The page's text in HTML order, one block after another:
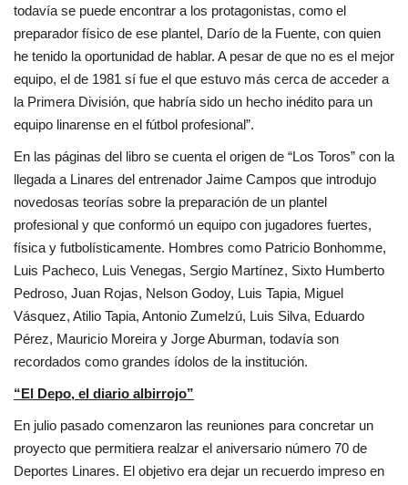
todavía se puede encontrar a los protagonistas, como el
preparador físico de ese plantel, Darío de la Fuente, con quien
he tenido la oportunidad de hablar. A pesar de que no es el mejor
equipo, el de 1981 sí fue el que estuvo más cerca de acceder a
la Primera División, que habría sido un hecho inédito para un
equipo linarense en el fútbol profesional”.
En las páginas del libro se cuenta el origen de “Los Toros” con la
llegada a Linares del entrenador Jaime Campos que introdujo
novedosas teorías sobre la preparación de un plantel
profesional y que conformó un equipo con jugadores fuertes,
física y futbolísticamente. Hombres como Patricio Bonhomme,
Luis Pacheco, Luis Venegas, Sergio Martínez, Sixto Humberto
Pedroso, Juan Rojas, Nelson Godoy, Luis Tapia, Miguel
Vásquez, Atilio Tapia, Antonio Zumelzú, Luis Silva, Eduardo
Pérez, Mauricio Moreira y Jorge Aburman, todavía son
recordados como grandes ídolos de la institución.
“El Depo, el diario albirrojo”
En julio pasado comenzaron las reuniones para concretar un
proyecto que permitiera realzar el aniversario número 70 de
Deportes Linares. El objetivo era dejar un recuerdo impreso en